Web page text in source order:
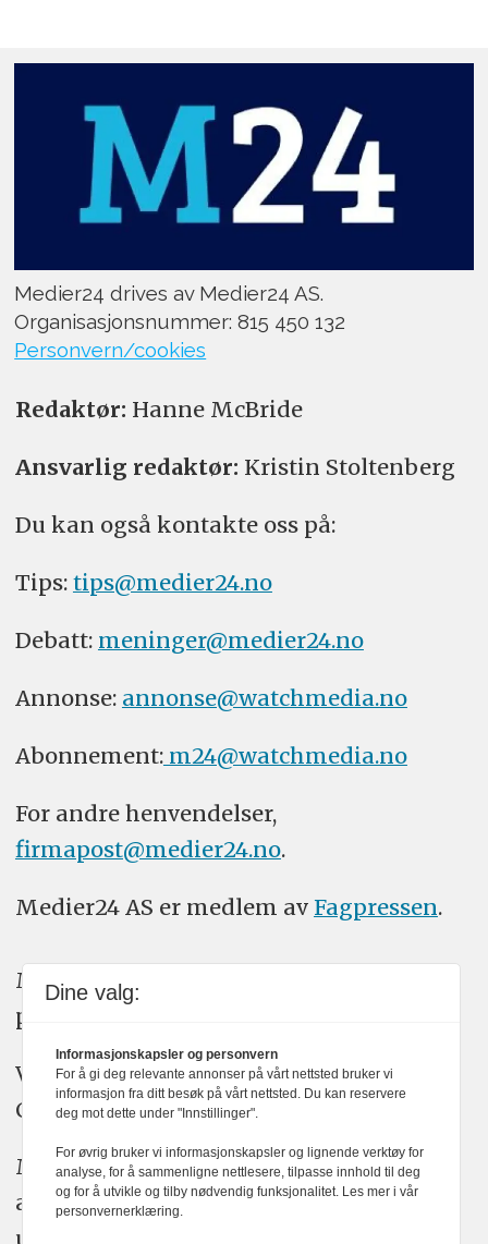
Medier24 drives av Medier24 AS.
Organisasjonsnummer: 815 450 132
Personvern/cookies
Redaktør: Hanne McBride
Ansvarlig redaktør: Kristin Stoltenberg
Du kan også kontakte oss på:
Tips: tips@medier24.no
Debatt: meninger@medier24.no
Annonse: annonse@watchmedia.no
Abonnement:m24@watchmedia.no
For andre henvendelser,
firmapost@medier24.no.
Medier24 AS er medlem av Fagpressen.
Medier24 arbeider etter Vær Varsom-
plakatens regler for god presseskikk.
Vi bruker KI-verktøy som ChatGPT,
Claude, og Gemini i journalistikken vår.
Medier24s redaksjon har alltid det fulle
ansvar for publisert innhold, med eller
uten bruk av kunstig intelligens.
Dine valg:
Informasjonskapsler og personvern
For å gi deg relevante annonser på vårt nettsted bruker vi
informasjon fra ditt besøk på vårt nettsted. Du kan reservere
deg mot dette under "Innstillinger".
For øvrig bruker vi informasjonskapsler og lignende verktøy for
analyse, for å sammenligne nettlesere, tilpasse innhold til deg
og for å utvikle og tilby nødvendig funksjonalitet. Les mer i vår
personvernerklæring.